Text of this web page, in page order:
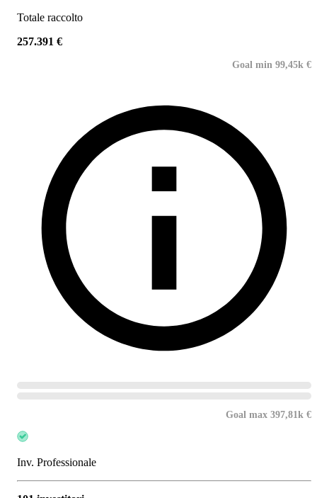
Totale raccolto
257.391 €
Goal min 99,45k €
Goal max 397,81k €
Inv. Professionale